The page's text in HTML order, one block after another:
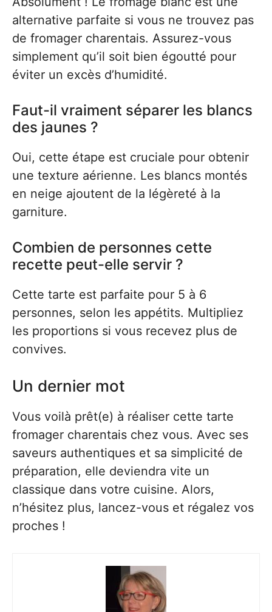
alternative parfaite si vous ne trouvez pas
de fromager charentais. Assurez-vous
simplement qu’il soit bien égoutté pour
éviter un excès d’humidité.
Faut-il vraiment séparer les blancs
des jaunes ?
Oui, cette étape est cruciale pour obtenir
une texture aérienne. Les blancs montés
en neige ajoutent de la légèreté à la
garniture.
Combien de personnes cette
recette peut-elle servir ?
Cette tarte est parfaite pour 5 à 6
personnes, selon les appétits. Multipliez
les proportions si vous recevez plus de
convives.
Un dernier mot
Vous voilà prêt(e) à réaliser cette tarte
fromager charentais chez vous. Avec ses
saveurs authentiques et sa simplicité de
préparation, elle deviendra vite un
classique dans votre cuisine. Alors,
n’hésitez plus, lancez-vous et régalez vos
proches !